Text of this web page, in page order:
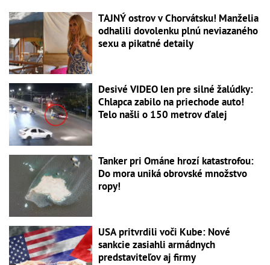
TAJNÝ ostrov v Chorvátsku! Manželia
odhalili dovolenku plnú neviazaného
sexu a pikatné detaily
Desivé VIDEO len pre silné žalúdky:
Chlapca zabilo na priechode auto!
Telo našli o 150 metrov ďalej
Tanker pri Ománe hrozí katastrofou:
Do mora uniká obrovské množstvo
ropy!
USA pritvrdili voči Kube: Nové
sankcie zasiahli armádnych
predstaviteľov aj firmy